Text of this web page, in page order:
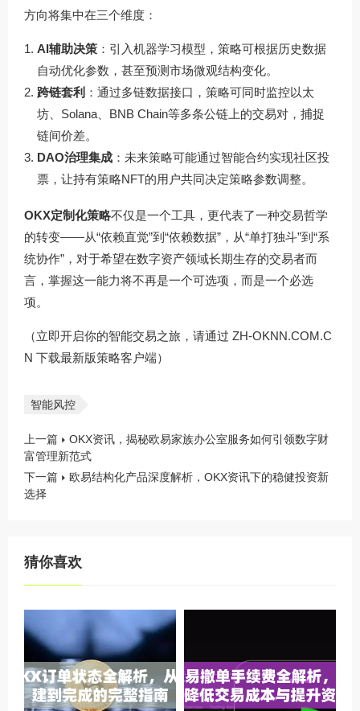
方向将集中在三个维度：
AI辅助决策 ：引入机器学习模型，策略可根据历史数据
自动优化参数，甚至预测市场微观结构变化。
跨链套利 ：通过多链数据接口，策略可同时监控以太
坊、Solana、BNB Chain等多条公链上的交易对，捕捉
链间价差。
DAO治理集成 ：未来策略可能通过智能合约实现社区投
票，让持有策略NFT的用户共同决定策略参数调整。
OKX定制化策略不仅是一个工具，更代表了一种交易哲学
的转变——从“依赖直觉”到“依赖数据”，从“单打独斗”到“系
统协作”，对于希望在数字资产领域长期生存的交易者而
言，掌握这一能力将不再是一个可选项，而是一个必选
项。
（立即开启你的智能交易之旅，请通过 ZH-OKNN.COM.C
N 下载最新版策略客户端）
智能风控
上一篇
OKX资讯，揭秘欧易家族办公室服务如何引领数字财
富管理新范式
下一篇
欧易结构化产品深度解析，OKX资讯下的稳健投资新
选择
猜你喜欢